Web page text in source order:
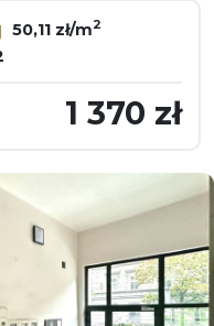
50,11 zł/m2
1 370 zł